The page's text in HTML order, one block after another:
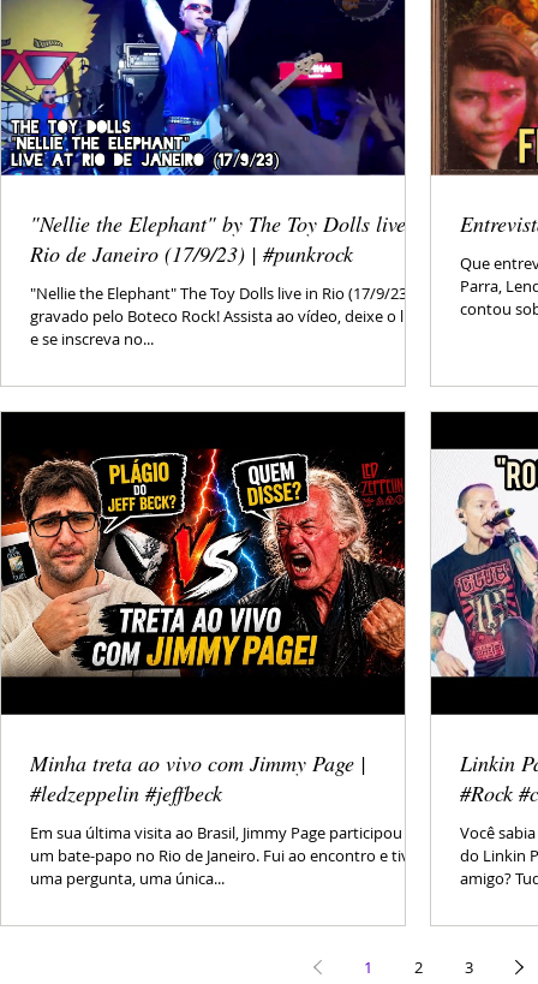
"Nellie the Elephant" by The Toy Dolls live in
Rio de Janeiro (17/9/23) | #punkrock
"Nellie the Elephant" The Toy Dolls live in Rio (17/9/23)
gravado pelo Boteco Rock! Assista ao vídeo, deixe o like
e se inscreva no...
Que
Parra,
contou
Minha treta ao vivo com Jimmy Page |
#ledzeppelin #jeffbeck
Em sua última visita ao Brasil, Jimmy Page participou de
um bate-papo no Rio de Janeiro. Fui ao encontro e tive
uma pergunta, uma única...
Linkin
#Rock
Você
do Linkin
amigo?
1 2 3